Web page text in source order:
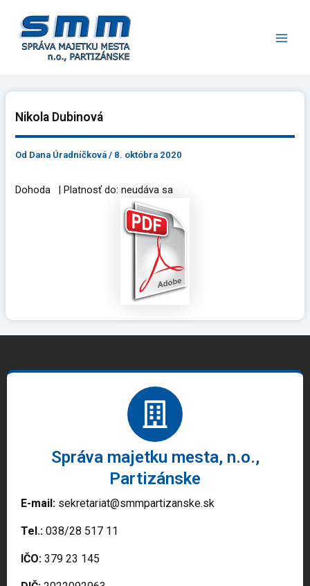
obsah
Nikola Dubinová
Od Dana Úradníčková/ 8. októbra 2020
Dohoda | Platnosť do: neudáva sa
Správa majetku mesta, n.o.,
Partizánske
E-mail: sekretariat@smmpartizanske.sk
Tel.: 038/28 517 11
IČO: 379 23 145